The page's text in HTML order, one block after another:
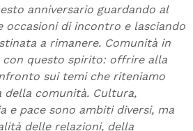
anniversario guardando al
occasioni di incontro e lasciando
a rimanere. Comunità in
con questo spirito: offrire alla
sui temi che riteniamo
della comunità. Cultura,
e pace sono ambiti diversi, ma
delle relazioni, della